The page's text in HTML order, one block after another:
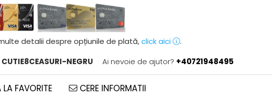
detalii despre opțiunile de plată,click aici
.
CUTIE8CEASURI-NEGRU Ai nevoie de ajutor? +40721948495
FAVORITE CERE INFORMATII